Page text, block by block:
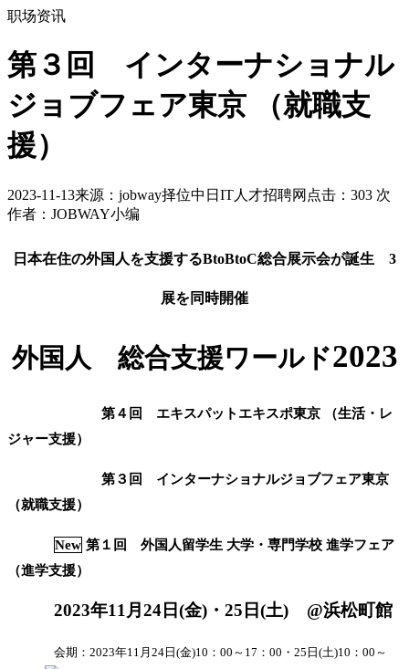
职场资讯
第３回 インターナショナル
ジョブフェア東京 （就職支
援）
2023-11-13来源：jobway择位中日IT人才招聘网 点击： 303 次
作者：JOBWAY小编
日本在住の外国人を支援するBtoBtoC総合展示会が誕生 3
展を同時開催
外国人 総合支援ワールド2023
第４回 エキスパットエキスポ東京 （生活・レ
ジャー支援）
第３回 インターナショナルジョブフェア東京
（就職支援）
New 第１回 外国人留学生 大学・専門学校 進学フェア
（進学支援）
2023年11 月 24 日(金) ・ 25 日(土) @浜松町館
会期： 2023年11 月 24 日 (金)10 ： 00 ～ 17 ： 00 ・ 25 日 (土)10 ： 00 ～